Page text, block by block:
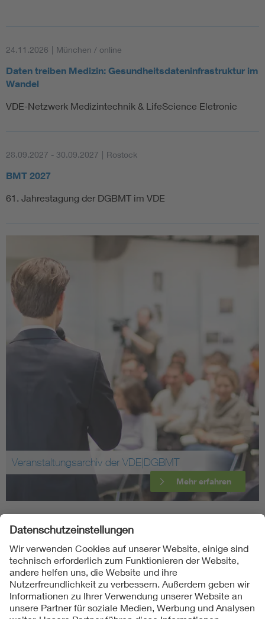
24.11.2026 | München / online
Daten treiben Medizin: Gesundheitsdateninfrastruktur im
Wandel
VDE-Netzwerk Medizintechnik & LifeScience Eletronic
28.09.2027 - 30.09.2027 | Rostock
BMT 2027
61. Jahrestagung der DGBMT im VDE
Veranstaltungsarchiv der VDE|DGBMT
Mehr erfahren
Folgen Sie uns